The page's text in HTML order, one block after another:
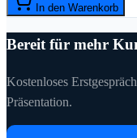
In den Warenkorb
Bereit für mehr
Kostenloses
Präsentation.